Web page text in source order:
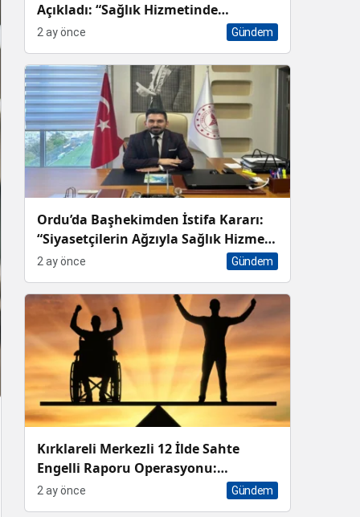
Açıkladı: “Sağlık Hizmetinde
Dünyanın En İyi Ülkelerinden Biri
2 ay önce Gündem
Ordu’da Başhekimden İstifa Kararı:
“Siyasetçilerin Ağzıyla Sağlık Hizmeti
Sunulmaz”
2 ay önce Gündem
Kırklareli Merkezli 12 İlde Sahte
Engelli Raporu Operasyonu:
Aralarında Doktorların da Olduğu 13
2 ay önce Gündem